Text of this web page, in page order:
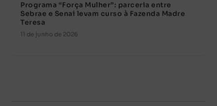
Programa “Força Mulher”: parceria entre
Sebrae e Senai levam curso à Fazenda Madre
Teresa
11 de junho de 2026